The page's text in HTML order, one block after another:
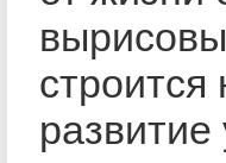
строится
развитие